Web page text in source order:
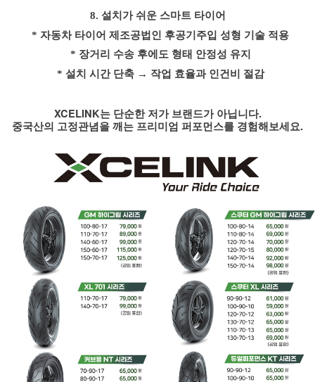
8. 설치가 쉬운 스마트 타이어
* 자동차 타이어 제조공법인 후공기주입 성형 기술 적용
* 장거리 수송 후에도 형태 안정성 유지
* 설치 시간 단축→ 작업 효율과 인건비 절감
XCELINK는 단순한 저가 브랜드가 아닙니다.
중국산의 고정관념을 깨는 프리미엄 퍼포먼스를 경험해보세요.